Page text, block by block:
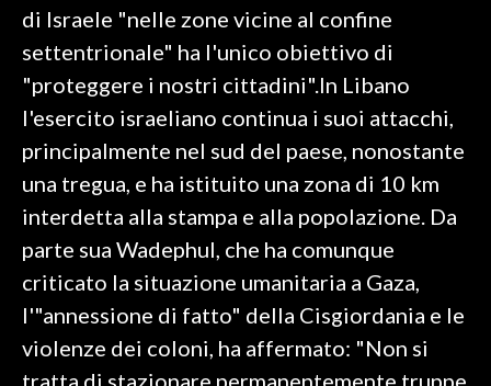
SALUTE
SARDEGNA TURISMO
SARDI NEL MONDO
NOTIZIE
EVENTI
3 MINUTI CON
INSULARITÀ
di Israele "nelle zone vicine al confine
settentrionale" ha l'unico obiettivo di
"proteggere i nostri cittadini".In Libano
l'esercito israeliano continua i suoi attacchi,
principalmente nel sud del paese, nonostante
una tregua, e ha istituito una zona di 10 km
interdetta alla stampa e alla popolazione. Da
parte sua Wadephul, che ha comunque
criticato la situazione umanitaria a Gaza,
l'"annessione di fatto" della Cisgiordania e le
violenze dei coloni, ha affermato: "Non si
tratta di stazionare permanentemente truppe